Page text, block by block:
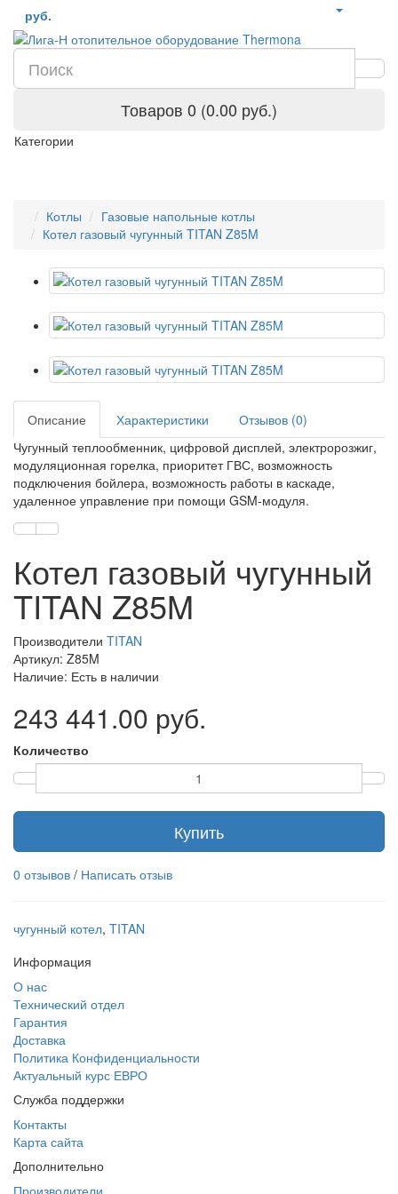
руб.
Товаров 0 (0.00 руб.)
Категории
Котлы
Газовые напольные котлы
Котел газовый чугунный TITAN Z85M
Описание Характеристики
Отзывов (0)
Чугунный теплообменник, цифровой дисплей, электророзжиг,
модуляционная горелка, приоритет ГВС, возможность
подключения бойлера, возможность работы в каскаде,
удаленное управление при помощи GSM-модуля.
Котел газовый чугунный
TITAN Z85M
Производители TITAN
Артикул: Z85M
Наличие: Есть в наличии
243 441.00 руб.
Количество
Купить
0 отзывов / Написать отзыв
чугунный котел, TITAN
Информация
О нас
Технический отдел
Гарантия
Доставка
Политика Конфиденциальности
Актуальный курс ЕВРО
Служба поддержки
Контакты
Карта сайта
Дополнительно
Производители